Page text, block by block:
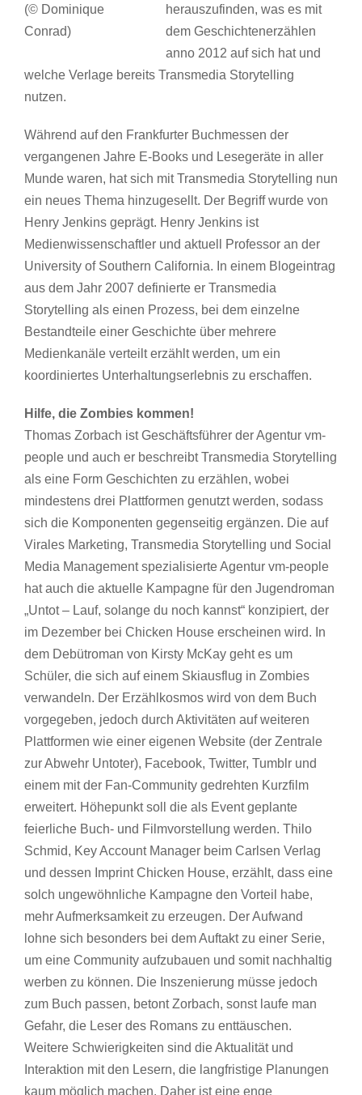
(© Dominique
Conrad)
herauszufinden, was es mit
dem Geschichtenerzählen
anno 2012 auf sich hat und
welche Verlage bereits Transmedia Storytelling
nutzen.
Während auf den Frankfurter Buchmessen der
vergangenen Jahre E-Books und Lesegeräte in aller
Munde waren, hat sich mit Transmedia Storytelling nun
ein neues Thema hinzugesellt. Der Begriff wurde von
Henry Jenkins geprägt. Henry Jenkins ist
Medienwissenschaftler und aktuell Professor an der
University of Southern California. In einem Blogeintrag
aus dem Jahr 2007 definierte er Transmedia
Storytelling als einen Prozess, bei dem einzelne
Bestandteile einer Geschichte über mehrere
Medienkanäle verteilt erzählt werden, um ein
koordiniertes Unterhaltungserlebnis zu erschaffen.
Hilfe, die Zombies kommen!
Thomas Zorbach ist Geschäftsführer der Agentur vm-
people und auch er beschreibt Transmedia Storytelling
als eine Form Geschichten zu erzählen, wobei
mindestens drei Plattformen genutzt werden, sodass
sich die Komponenten gegenseitig ergänzen. Die auf
Virales Marketing, Transmedia Storytelling und Social
Media Management spezialisierte Agentur vm-people
hat auch die aktuelle Kampagne für den Jugendroman
„Untot – Lauf, solange du noch kannst“ konzipiert, der
im Dezember bei Chicken House erscheinen wird. In
dem Debütroman von Kirsty McKay geht es um
Schüler, die sich auf einem Skiausflug in Zombies
verwandeln. Der Erzählkosmos wird von dem Buch
vorgegeben, jedoch durch Aktivitäten auf weiteren
Plattformen wie einer eigenen Website (der Zentrale
zur Abwehr Untoter), Facebook, Twitter, Tumblr und
einem mit der Fan-Community gedrehten Kurzfilm
erweitert. Höhepunkt soll die als Event geplante
feierliche Buch- und Filmvorstellung werden. Thilo
Schmid, Key Account Manager beim Carlsen Verlag
und dessen Imprint Chicken House, erzählt, dass eine
solch ungewöhnliche Kampagne den Vorteil habe,
mehr Aufmerksamkeit zu erzeugen. Der Aufwand
lohne sich besonders bei dem Auftakt zu einer Serie,
um eine Community aufzubauen und somit nachhaltig
werben zu können. Die Inszenierung müsse jedoch
zum Buch passen, betont Zorbach, sonst laufe man
Gefahr, die Leser des Romans zu enttäuschen.
Weitere Schwierigkeiten sind die Aktualität und
Interaktion mit den Lesern, die langfristige Planungen
kaum möglich machen. Daher ist eine enge